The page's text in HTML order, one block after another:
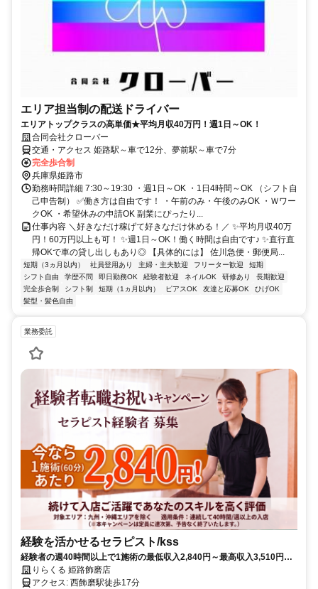
エリア担当制の配送ドライバー
エリアトップクラスの高単価★平均月収40万円！週1日～OK！
合同会社クローバー
交通・アクセス 姫路駅～車で12分、夢前駅～車で7分
完全歩合制
兵庫県姫路市
勤務時間詳細 7:30～19:30 ・週1日～OK ・1日4時間～OK （シフト自
己申告制） ✅働き方は自由です！ ・午前のみ・午後のみOK ・Ｗワー
クOK ・希望休みの申請OK 副業にぴったり...
仕事内容 ＼好きなだけ稼げて好きなだけ休める！／ ✨平均月収40万
円！60万円以上も可！ ✨週1日～OK！働く時間は自由です♪ ✨直行直
帰OKで車の貸し出しもあり◎ 【具体的には】 佐川急便・郵便局...
短期（3ヵ月以内） 社員登用あり 主婦・主夫歓迎 フリーター歓迎
短期
シフト自由
学歴不問 即日勤務OK 経験者歓迎 ネイルOK 研修あり
長期歓迎
完全歩合制
シフト制 短期（1ヵ月以内） ピアスOK 友達と応募OK
ひげOK
髪型・髪色自由
業務委託
経験を活かせるセラピスト/kss
経験者の週40時間以上で1施術の最低収入2,840円～最高収入3,510円は
業界最高！経験者をお待ちしています！集客は大手にお任せ！施術に集
中✨【兵庫県姫路市飾磨区構】
りらくる 姫路飾磨店
アクセス: 西飾磨駅徒歩17分